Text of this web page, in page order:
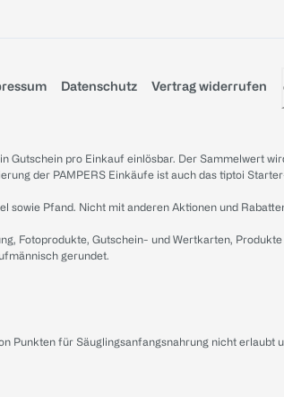
Datenschutz Vertrag widerrufen
Gutschein pro Einkauf einlösbar. Der Sammelwert
der PAMPERS Einkäufe ist auch das tiptoi
sowie Pfand. Nicht mit anderen Aktionen und
Fotoprodukte, Gutschein- und Wertkarten,
gerundet.
Punkten für Säuglingsanfangsnahrung nicht erlaubt